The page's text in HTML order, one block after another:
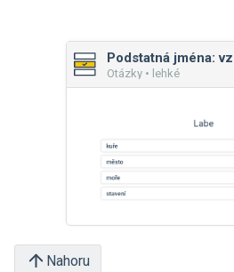
Otázky • lehké
Nahoru